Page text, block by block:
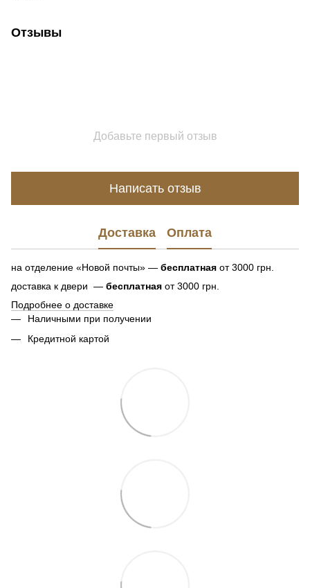
Отзывы
Добавьте первый отзыв
Написать отзыв
Доставка Оплата
на отделение «Новой почты» — бесплатная от 3000 грн.
доставка к двери — бесплатная от 3000 грн.
Подробнее о доставке
Наличными при получении
Кредитной картой